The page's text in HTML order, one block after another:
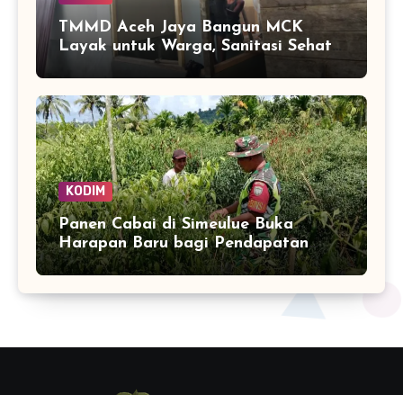
TMMD Aceh Jaya Bangun MCK
Layak untuk Warga, Sanitasi Sehat
Jadi Sasaran Utama
KODIM
Panen Cabai di Simeulue Buka
Harapan Baru bagi Pendapatan
Petani Teluk Dalam